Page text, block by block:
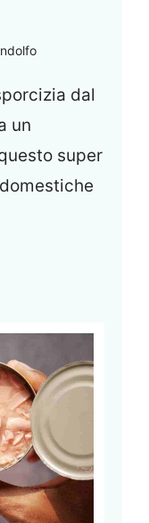
dal
un
super